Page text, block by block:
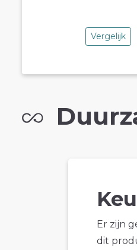
Vergelijk
Er zijn
dit